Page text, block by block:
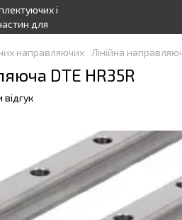
направляючих Лінійна
DTE HR35R